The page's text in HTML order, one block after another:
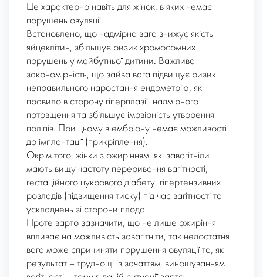
Це характерно навіть для жінок, в яких немає
порушень овуляції.
Встановлено, що надмірна вага знижує якість
яйцеклітин, збільшує ризик хромосомних
порушень у майбутньої дитини. Важлива
закономірність, що зайва вага підвищує ризик
неправильного наростання ендометрію, як
правило в сторону гіперплазії, надмірного
потовщення та збільшує імовірність утворення
поліпів. При цьому в ембріону немає можливості
до імплантації (прикріплення).
Окрім того, жінки з ожирінням, які завагітніли
мають вищу частоту переривання вагітності,
гестаційного цукрового діабету, гіпертензивних
розладів (підвищення тиску) під час вагітності та
ускладнень зі сторони плода.
Проте варто зазначити, що не лише ожиріння
впливає на можливість завагітніти, так недостатня
вага може спричиняти порушення овуляції та, як
результат – труднощі із зачаттям, виношуванням